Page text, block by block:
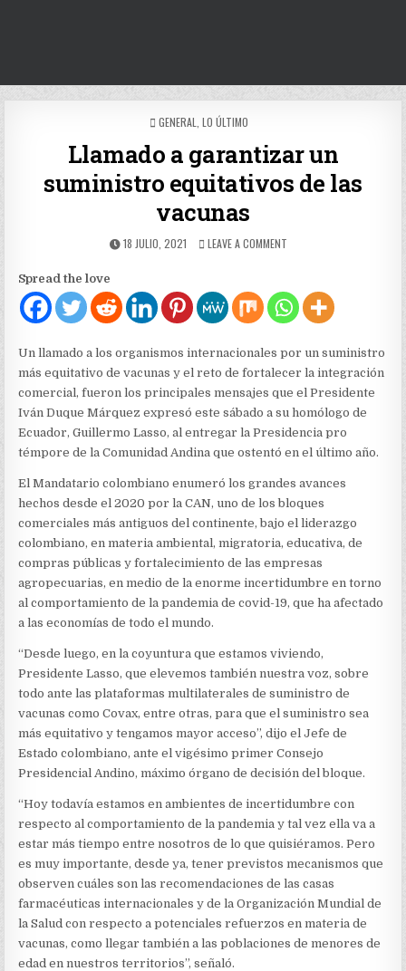
POSTED
GENERAL LO ÚLTIMO
Llamado a garantizar un
suministro equitativos de las
vacunas
PUBLISHED
18 JULIO, 2021 LEAVE A COMMENT
GARANTIZAR
UN
SUMINISTRO
DE
VACUNAS
Spread the love
Un llamado a los organismos internacionales por un suministro
más equitativo de vacunas y el reto de fortalecer la integración
comercial, fueron los principales mensajes que el Presidente
Iván Duque Márquez expresó este sábado a su homólogo de
Ecuador, Guillermo Lasso, al entregar la Presidencia pro
témpore de la Comunidad Andina que ostentó en el último año.
El Mandatario colombiano enumeró los grandes avances
hechos desde el 2020 por la CAN, uno de los bloques
comerciales más antiguos del continente, bajo el liderazgo
colombiano, en materia ambiental, migratoria, educativa, de
compras públicas y fortalecimiento de las empresas
agropecuarias, en medio de la enorme incertidumbre en torno
al comportamiento de la pandemia de covid-19, que ha afectado
a las economías de todo el mundo.
“Desde luego, en la coyuntura que estamos viviendo,
Presidente Lasso, que elevemos también nuestra voz, sobre
todo ante las plataformas multilaterales de suministro de
vacunas como Covax, entre otras, para que el suministro sea
más equitativo y tengamos mayor acceso”, dijo el Jefe de
Estado colombiano, ante el vigésimo primer Consejo
Presidencial Andino, máximo órgano de decisión del bloque.
“Hoy todavía estamos en ambientes de incertidumbre con
respecto al comportamiento de la pandemia y tal vez ella va a
estar más tiempo entre nosotros de lo que quisiéramos. Pero
es muy importante, desde ya, tener previstos mecanismos que
observen cuáles son las recomendaciones de las casas
farmacéuticas internacionales y de la Organización Mundial de
la Salud con respecto a potenciales refuerzos en materia de
vacunas, como llegar también a las poblaciones de menores de
edad en nuestros territorios”, señaló.